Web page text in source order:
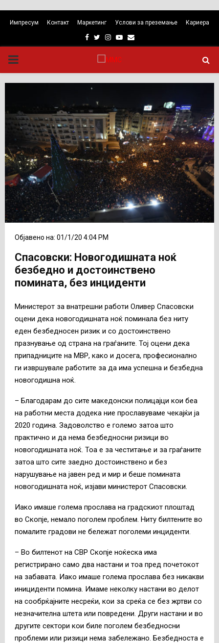
Импресум Контакт Маркетинг Услови за преземање Кариера
Facebook
TwitterInstagram
Youtube
Email
PRIMARY
MENU
Објавено на: 01/1/20 4:04 PM
Спасовски: Новогодишната ноќ
безбедно и достоинствено
помината, без инциденти
Министерот за внатрешни работи Оливер Спасовски
оцени дека новогодишната ноќ поминала без ниту
еден безбедносен ризик и со достоинствено
празнување од страна на граѓаните. Тој оцени дека
припадниците на МВР, како и досега, професионално
ги извршувале работите за да има успешна и безбедна
новогодишна ноќ.
– Благодарам до сите македонски полицајци кои беа
на работни места додека ние прославуваме чекајќи ја
2020 година. Задоволство е големо затоа што
практично и да нема безбедносни ризици во
новогодишната ноќ. Тоа е за честитање и за граѓаните
затоа што сите заедно достоинствено и без
нарушување на јавен ред и мир и беше помината
новогодишната ноќ, изјави министерот Спасовски.
Иако имаше голема прослава на градскиот плоштад
во Скопје, немало поголем проблем. Ниту билтените во
помалите градови не бележат поголеми инциденти.
– Во билтенот на СВР Скопје ноќеска има
регистрирано само два настани и тоа пред почетокот
на забавата. Иако имаше голема прослава без никакви
инициденти помина. Имаме неколку настани во делот
на сообрќајните несреќи, кои за среќа се без жртви со
незначителна штета или повредени. Други настани и во
другите сектори кои биле поголем безбедносни
проблеми или ризици нема забележано. Безбедноста е